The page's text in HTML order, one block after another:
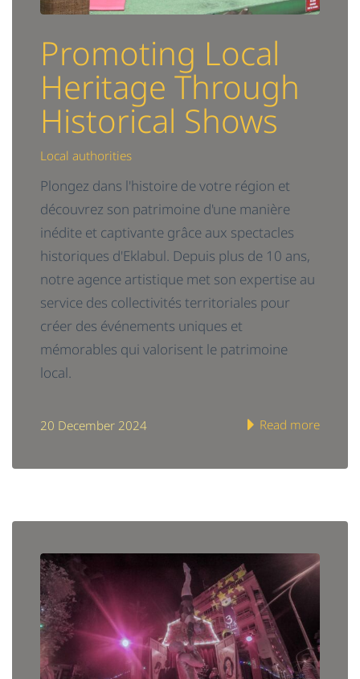
Promoting Local
Heritage Through
Historical Shows
Local authorities
Plongez dans l'histoire de votre région et
découvrez son patrimoine d'une manière
inédite et captivante grâce aux spectacles
historiques d'Eklabul. Depuis plus de 10 ans,
notre agence artistique met son expertise au
service des collectivités territoriales pour
créer des événements uniques et
mémorables qui valorisent le patrimoine
local.
20 December 2024 Read more